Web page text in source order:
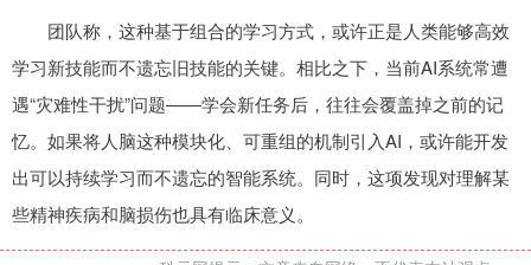
团队称，这种基于组合的学习方式，或许正是人类能够高效
学习新技能而不遗忘旧技能的关键。相比之下，当前AI系统常遭
遇“灾难性干扰”问题——学会新任务后，往往会覆盖掉之前的记
忆。如果将人脑这种模块化、可重组的机制引入AI，或许能开发
出可以持续学习而不遗忘的智能系统。同时，这项发现对理解某
些精神疾病和脑损伤也具有临床意义。